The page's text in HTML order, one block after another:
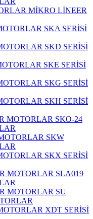
MİKRO LİNEER
SKA SERİSİ
SKD SERİSİ
SKE SERİSİ
SKG SERİSİ
SKH SERİSİ
SKO-24
SKW
SKX SERİSİ
SLA019
SU
XDT SERİSİ